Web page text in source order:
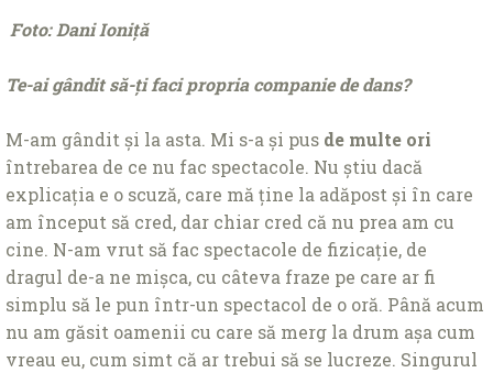
Foto: Dani Ioniță
Te-ai gândit să-ți faci propria companie de dans?
M-am gândit și la asta. Mi s-a și pus de multe ori
întrebarea de ce nu fac spectacole. Nu știu dacă
explicația e o scuză, care mă ține la adăpost și în care
am început să cred, dar chiar cred că nu prea am cu
cine. N-am vrut să fac spectacole de fizicație, de
dragul de-a ne mișca, cu câteva fraze pe care ar fi
simplu să le pun într-un spectacol de o oră. Până acum
nu am găsit oamenii cu care să merg la drum așa cum
vreau eu, cum simt că ar trebui să se lucreze. Singurul